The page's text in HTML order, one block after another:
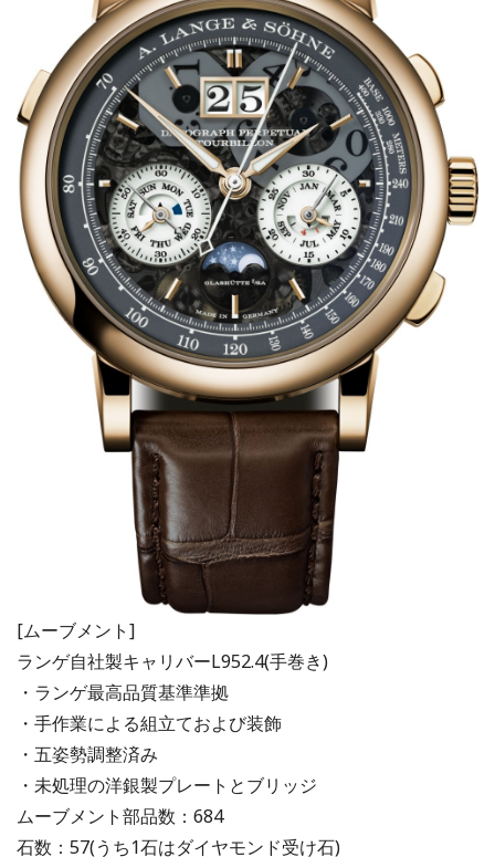
[ムーブメント]
ランゲ自社製キャリバーL952.4(手巻き)
・ランゲ最高品質基準準拠
・手作業による組立ておよび装飾
・五姿勢調整済み
・未処理の洋銀製プレートとブリッジ
ムーブメント部品数：684
石数：57(うち1石はダイヤモンド受け石)